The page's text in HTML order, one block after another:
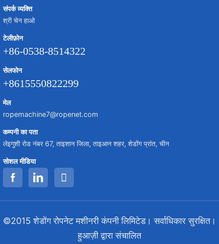
संपर्क व्यक्ति
श्री चेन हाओ
टेलीफ़ोन
+86-0538-8514322
सेलफोन
+8615550822299
मेल
ropemachine7@ropenet.com
कम्पनी का पता
लेइगुशी रोड नंबर 67, ताइशान जिला, ताइआन शहर, शेडोंग प्रांत, चीन
सोशल मीडिया
©2015 शेडोंग रोपनेट मशीनरी कंपनी लिमिटेड। सर्वाधिकार सुरक्षित।
हुआज़ी द्वारा संचालित